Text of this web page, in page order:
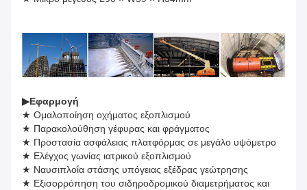
▶Εφαρμογή
★ Ομαλοποίηση οχήματος εξοπλισμού
★ Παρακολούθηση γέφυρας και φράγματος
★ Προστασία ασφάλειας πλατφόρμας σε μεγάλο υψόμετρο
★ Ελέγχος γωνίας ιατρικού εξοπλισμού
★ Ναυσιπλοΐα στάσης υπόγειας εξέδρας γεώτρησης
★ Εξισορρόπηση του σιδηροδρομικού διαμετρήματος και